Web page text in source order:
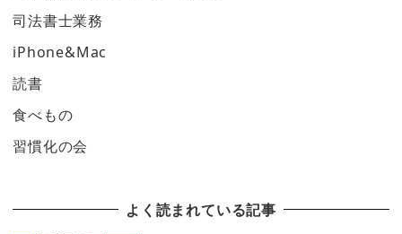
司法書士業務
iPhone&Mac
読書
食べもの
習慣化の会
よく読まれている記事